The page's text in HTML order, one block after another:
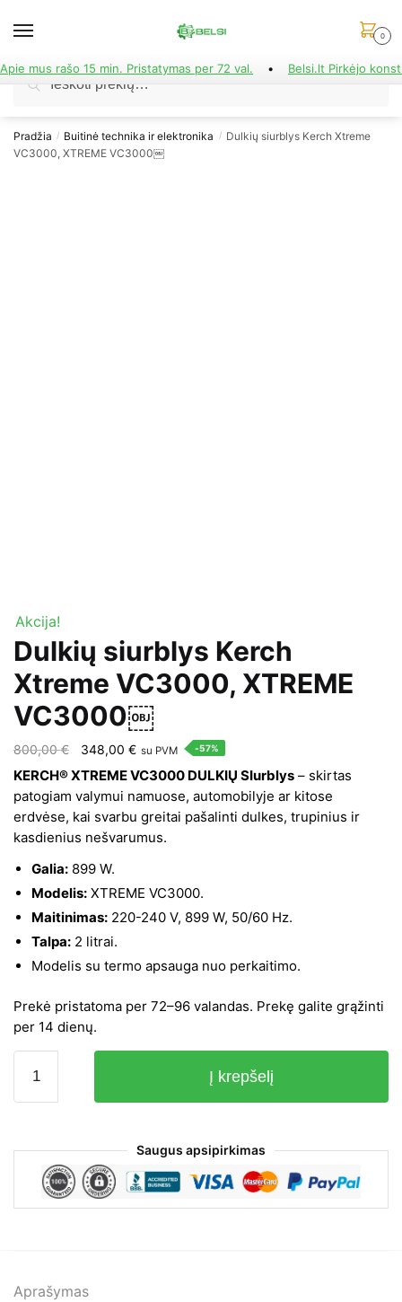
Ieškoti:
0
Pradžia / Buitinė technika ir elektronika / Dulkių siurblys Kerch Xtreme
VC3000, XTREME VC3000￼
Akcija!
Dulkių siurblys Kerch
Xtreme VC3000, XTREME
VC3000￼
800,00€
Original
price
was:
800,00 €.
348,00 €Current
price
is:
348,00 €.
su PVM -57%
KERCH® XTREME VC3000 DULKIŲ SIurblys – skirtas
patogiam valymui namuose, automobilyje ar kitose
erdvėse, kai svarbu greitai pašalinti dulkes, trupinius ir
kasdienius nešvarumus.
Galia: 899 W.
Modelis: XTREME VC3000.
Maitinimas: 220-240 V, 899 W, 50/60 Hz.
Talpa: 2 litrai.
Modelis su termo apsauga nuo perkaitimo.
Prekė pristatoma per 72–96 valandas. Prekę galite grąžinti
per 14 dienų.
kiekis:
Dulkių
Kerch
Xtreme
VC3000,
XTREME
Į krepšelį
Saugus apsipirkimas
Aprašymas
Apie mus rašo 15 min. Pristatymas per 72 val. • Belsi.lt Pirkėjo